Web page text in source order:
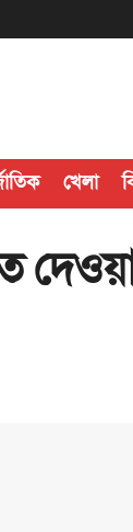
খেলা